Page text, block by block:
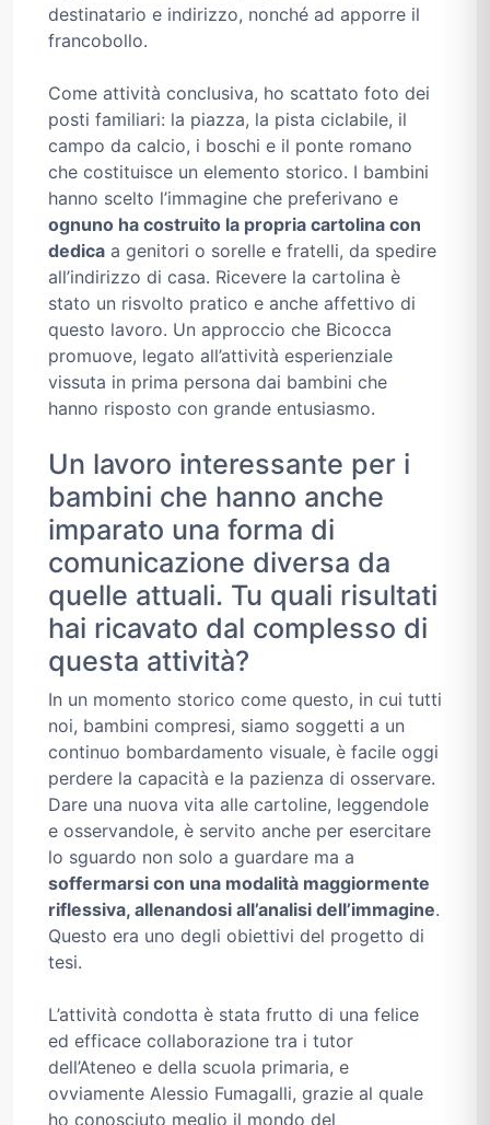
destinatario e indirizzo, nonché ad apporre il
francobollo.
Come attività conclusiva, ho scattato foto dei
posti familiari: la piazza, la pista ciclabile, il
campo da calcio, i boschi e il ponte romano
che costituisce un elemento storico. I bambini
hanno scelto l’immagine che preferivano e
ognuno ha costruito la propria cartolina con
dedica a genitori o sorelle e fratelli, da spedire
all’indirizzo di casa. Ricevere la cartolina è
stato un risvolto pratico e anche affettivo di
questo lavoro. Un approccio che Bicocca
promuove, legato all’attività esperienziale
vissuta in prima persona dai bambini che
hanno risposto con grande entusiasmo.
Un lavoro interessante per i
bambini che hanno anche
imparato una forma di
comunicazione diversa da
quelle attuali. Tu quali risultati
hai ricavato dal complesso di
questa attività?
In un momento storico come questo, in cui tutti
noi, bambini compresi, siamo soggetti a un
continuo bombardamento visuale, è facile oggi
perdere la capacità e la pazienza di osservare.
Dare una nuova vita alle cartoline, leggendole
e osservandole, è servito anche per esercitare
lo sguardo non solo a guardare ma a
soffermarsi con una modalità maggiormente
riflessiva, allenandosi all’analisi dell’immagine.
Questo era uno degli obiettivi del progetto di
tesi.
L’attività condotta è stata frutto di una felice
ed efficace collaborazione tra i tutor
dell’Ateneo e della scuola primaria, e
ovviamente Alessio Fumagalli, grazie al quale
ho conosciuto meglio il mondo del